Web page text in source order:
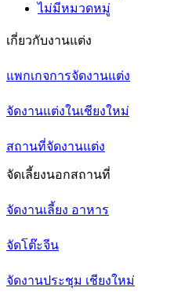
ไม่มีหมวดหมู่
เกี่ยวกับงานแต่ง
แพกเกจการจัดงานแต่ง
จัดงานแต่งในเชียงใหม่
สถานที่จัดงานแต่ง
จัดเลี้ยงนอกสถานที่
จัดงานเลี้ยง อาหาร
จัดโต๊ะจีน
จัดงานประชุม เชียงใหม่